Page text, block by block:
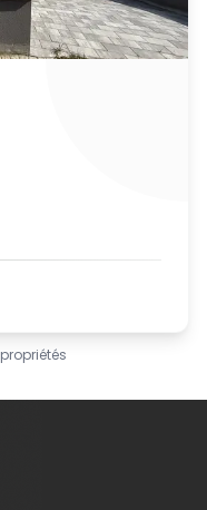
propriétés